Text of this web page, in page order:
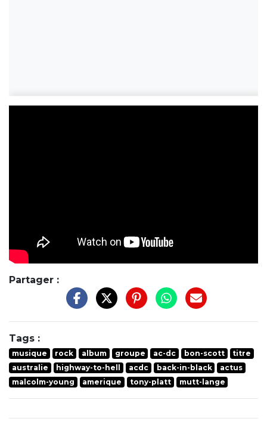
Partager :
Tags :
musique rock album groupe ac-dc bon-scott
titre
australie
highway-to-hell acdc back-in-black
actus
malcolm-young
amerique tony-platt mutt-lange